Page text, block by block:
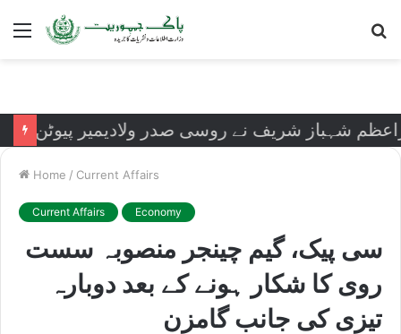
Menu
شہباز شریف نے روسی صدر ولادیمیر پیوٹن کی
Home / Current Affairs
Current Affairs Economy
سی پیک، گیم چینجر منصوبہ سست
روی کا شکار ہونے کے بعد دوبارہ
تیزی کی جانب گامزن